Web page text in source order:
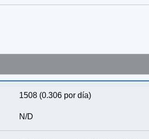
1508 (0.306 por día)
N/D